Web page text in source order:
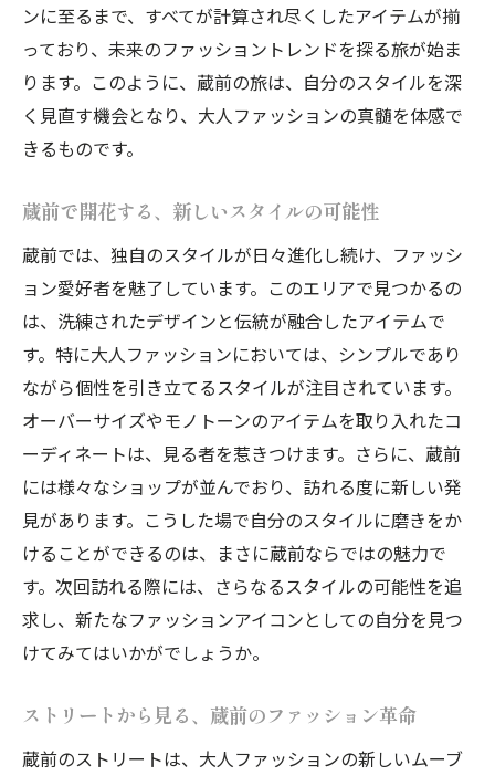
ンに至るまで、すべてが計算され尽くしたアイテムが揃
っており、未来のファッショントレンドを探る旅が始ま
ります。このように、蔵前の旅は、自分のスタイルを深
く見直す機会となり、大人ファッションの真髄を体感で
きるものです。
蔵前で開花する、新しいスタイルの可能性
蔵前では、独自のスタイルが日々進化し続け、ファッシ
ョン愛好者を魅了しています。このエリアで見つかるの
は、洗練されたデザインと伝統が融合したアイテムで
す。特に大人ファッションにおいては、シンプルであり
ながら個性を引き立てるスタイルが注目されています。
オーバーサイズやモノトーンのアイテムを取り入れたコ
ーディネートは、見る者を惹きつけます。さらに、蔵前
には様々なショップが並んでおり、訪れる度に新しい発
見があります。こうした場で自分のスタイルに磨きをか
けることができるのは、まさに蔵前ならではの魅力で
す。次回訪れる際には、さらなるスタイルの可能性を追
求し、新たなファッションアイコンとしての自分を見つ
けてみてはいかがでしょうか。
ストリートから見る、蔵前のファッション革命
蔵前のストリートは、大人ファッションの新しいムーブ